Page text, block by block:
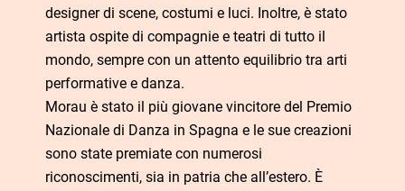
designer di scene, costumi e luci. Inoltre, è stato
artista ospite di compagnie e teatri di tutto il
mondo, sempre con un attento equilibrio tra arti
performative e danza.
Morau è stato il più giovane vincitore del Premio
Nazionale di Danza in Spagna e le sue creazioni
sono state premiate con numerosi
riconoscimenti, sia in patria che all’estero. È